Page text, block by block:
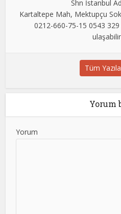
Shn İstanbul
Kartaltepe Mah, Mektupçu
0212-660-75-15 0543
Tüm
Yorum
Yorum